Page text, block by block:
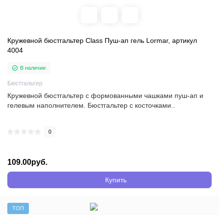
Кружевной бюстгальтер Class Пуш-ап гель Lormar, артикул
4004
В наличии
Бюстгальтер
Кружевной бюстгальтер с формованными чашками пуш-ап и
гелевым наполнителем. Бюстгальтер с косточками..
0
109.00руб.
Купить
ТОП